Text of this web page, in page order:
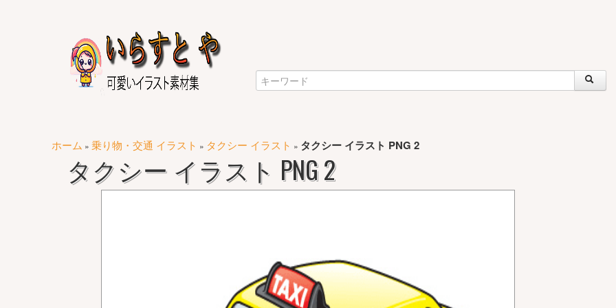
ホーム » 乗り物・交通 イラスト » タクシー イラスト » タクシー イラスト PNG 2
タクシー イラスト PNG 2